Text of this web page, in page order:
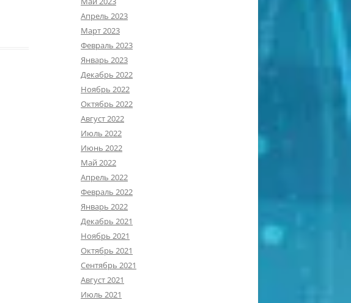
Апрель 2023
Март 2023
Февраль 2023
Январь 2023
Декабрь 2022
Ноябрь 2022
Октябрь 2022
Август 2022
Июль 2022
Июнь 2022
Май 2022
Апрель 2022
Февраль 2022
Январь 2022
Декабрь 2021
Ноябрь 2021
Октябрь 2021
Сентябрь 2021
Август 2021
Июль 2021